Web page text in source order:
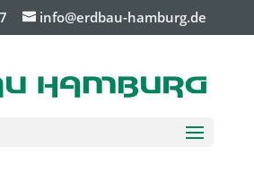
info@erdbau-hamburg.de